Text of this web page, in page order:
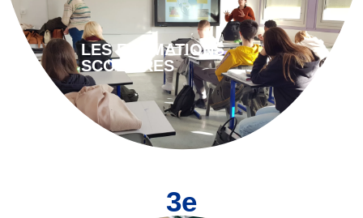
LES FORMATIONS
SCOLAIRES
3e